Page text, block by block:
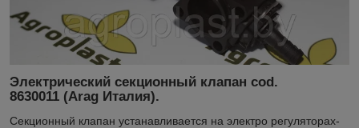
Электрический секционный клапан cod.
8630011 (Arag Италия).
Секционный клапан устанавливается на электро регуляторах-